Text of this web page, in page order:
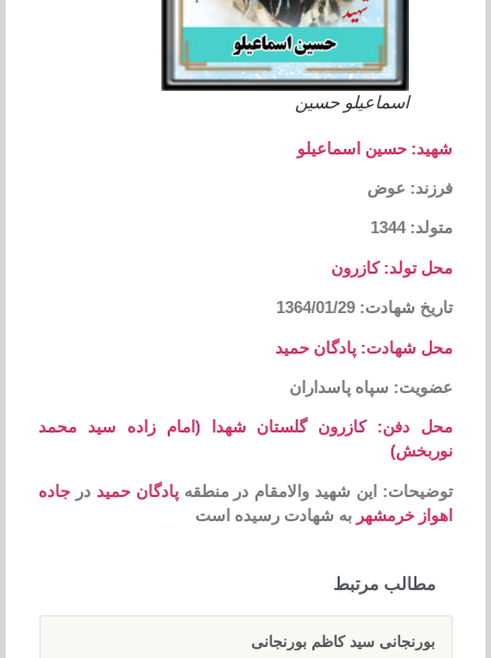
اسماعیلو حسین
شهید: حسین اسماعیلو
فرزند: عوض
متولد: 1344
محل تولد: کازرون
تاریخ شهادت: 1364/01/29
محل شهادت: پادگان حمید
عضویت: سپاه پاسداران
محل دفن: کازرون گلستان شهدا
(امام زاده سید محمد
نوربخش)
توضیحات: این شهید والامقام در منطقهپادگان حمید در جاده
اهواز خرمشهر به شهادت رسیده است
مطالب مرتبط
بورنجانی سید کاظم بورنجانی